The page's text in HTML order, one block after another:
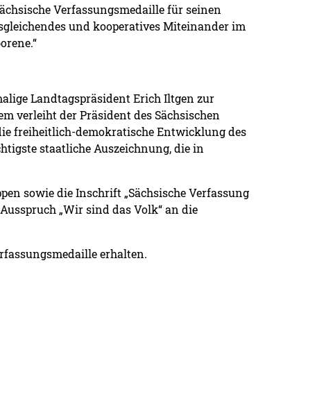
Verfassungsmedaille für seinen
und kooperatives Miteinander im
Landtagspräsident Erich Iltgen zur
verleiht der Präsident des Sächsischen
freiheitlich-demokratische Entwicklung des
staatliche Auszeichnung, die in
sowie die Inschrift „Sächsische Verfassung
„Wir sind das Volk“ an die
erhalten.